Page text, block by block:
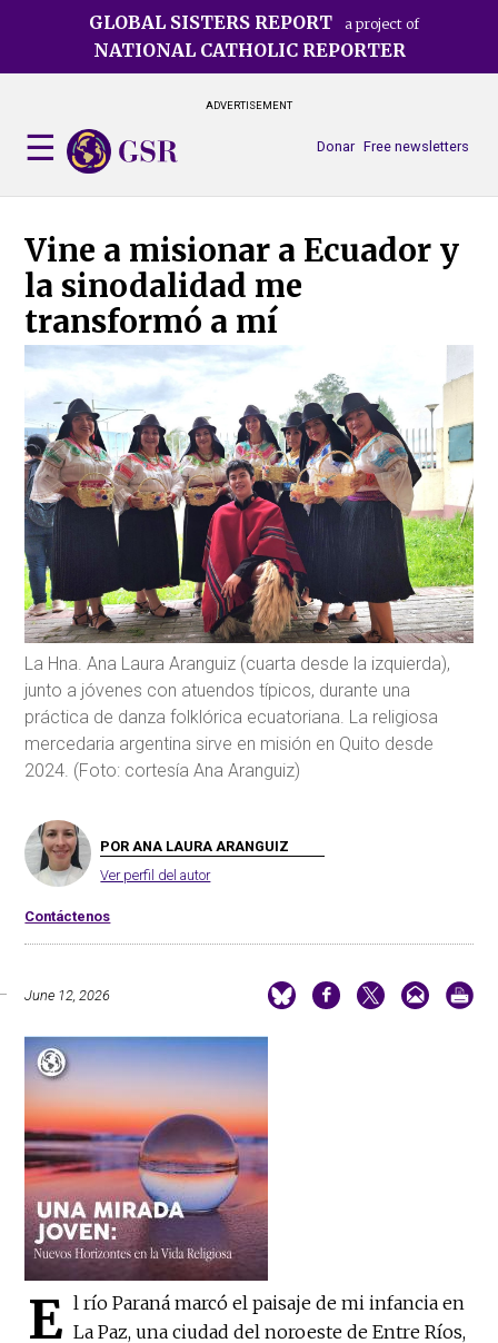
GLOBAL SISTERS REPORT a project of
NATIONAL CATHOLIC REPORTER
ADVERTISEMENT
Free newsletters
Donar
Vine a misionar a Ecuador y
la sinodalidad me
transformó a mí
La Hna. Ana Laura Aranguiz (cuarta desde la izquierda),
junto a jóvenes con atuendos típicos, durante una
práctica de danza folklórica ecuatoriana. La religiosa
mercedaria argentina sirve en misión en Quito desde
2024. (Foto: cortesía Ana Aranguiz)
POR ANA LAURA ARANGUIZ
Ver perfil del autor
Contáctenos
June 12, 2026
E l río Paraná marcó el paisaje de mi infancia en
La Paz, una ciudad del noroeste de Entre Ríos,